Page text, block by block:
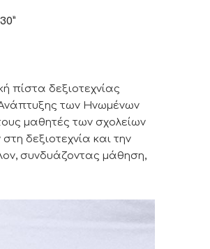
πίστα δεξιοτεχνίας
Ανάπτυξης των Ηνωμένων
μαθητές των σχολείων
δεξιοτεχνία και την
συνδυάζοντας μάθηση,